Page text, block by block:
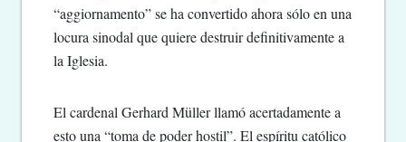
“aggiornamento” se ha convertido ahora sólo en una
locura sinodal que quiere destruir definitivamente a
la Iglesia.
El cardenal Gerhard Müller llamó acertadamente a
esto una “toma de poder hostil”. El espíritu católico